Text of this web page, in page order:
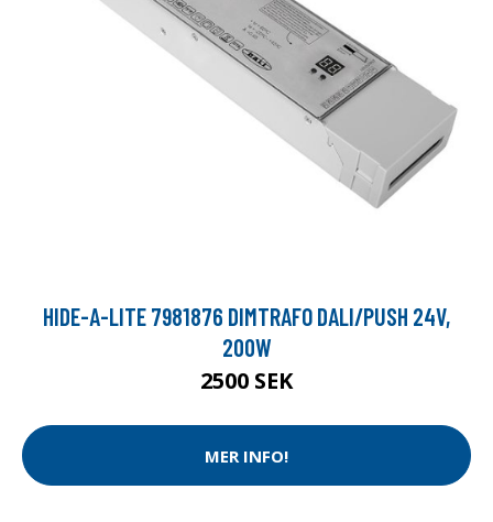
HIDE-A-LITE 7981876 DIMTRAFO DALI/PUSH 24V,
200W
2500 SEK
MER INFO!